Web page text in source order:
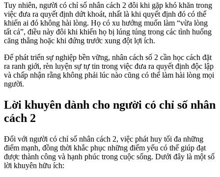
Tuy nhiên, người có chỉ số nhân cách 2 đôi khi gặp khó khăn trong
việc đưa ra quyết định dứt khoát, nhất là khi quyết định đó có thể
khiến ai đó không hài lòng. Họ có xu hướng muốn làm “vừa lòng
tất cả”, điều này đôi khi khiến họ bị lúng túng trong các tình huống
căng thẳng hoặc khi đứng trước xung đột lợi ích.
Để phát triển sự nghiệp bền vững, nhân cách số 2 cần học cách đặt
ra ranh giới, rèn luyện sự tự tin trong việc đưa ra quyết định độc lập
và chấp nhận rằng không phải lúc nào cũng có thể làm hài lòng mọi
người.
Lời khuyên dành cho người có chỉ số nhân
cách 2
Đối với người có chỉ số nhân cách 2, việc phát huy tối đa những
điểm mạnh, đồng thời khắc phục những điểm yếu có thể giúp đạt
được thành công và hạnh phúc trong cuộc sống. Dưới đây là một số
lời khuyên hữu ích: